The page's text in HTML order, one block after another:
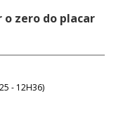
zero do placar
- 12H36)